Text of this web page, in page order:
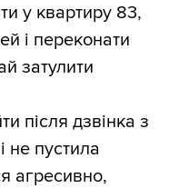
у квартиру 83,
і переконати
затулити
після дзвінка з
не пустила
агресивно,